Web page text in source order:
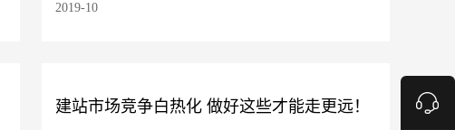
2019-10
建站市场竞争白热化 做好这些才能走更远！